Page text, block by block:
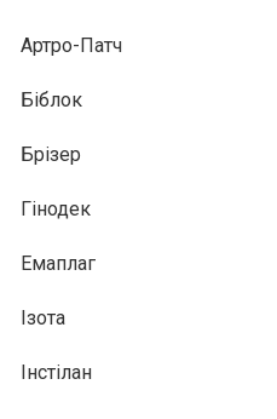
Артро-Патч
Біблок
Брізер
Гінодек
Емаплаг
Ізота
Інстілан